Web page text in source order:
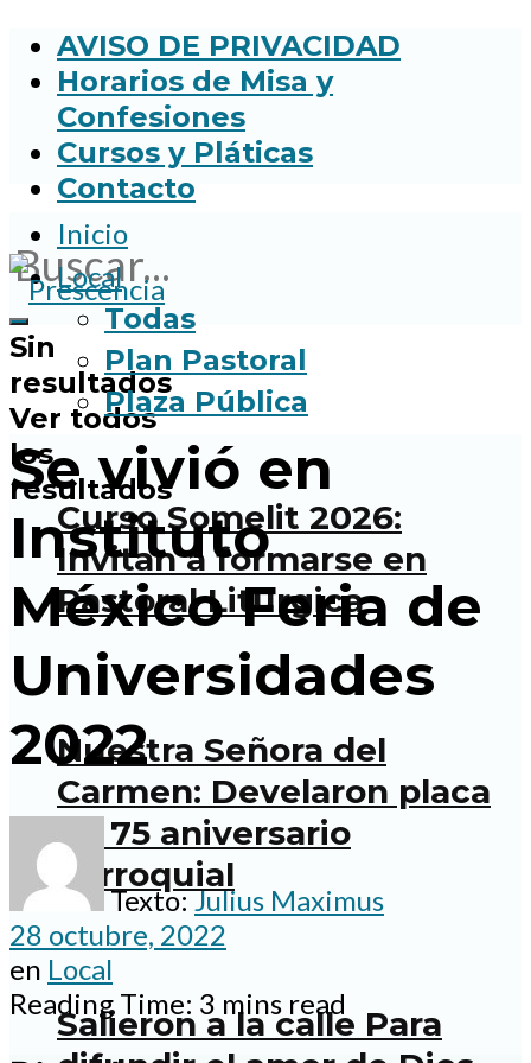
AVISO DE PRIVACIDAD
Horarios de Misa y
Confesiones
Cursos y Pláticas
Contacto
Sin
resultados
Ver todos
los
resultados
Inicio
Local
Todas
Plan Pastoral
Plaza Pública
Curso Somelit 2026:
Invitan a formarse en
Pastoral Litúrgica
Nuestra Señora del
Carmen: Develaron placa
de 75 aniversario
parroquial
Salieron a la calle Para
Se vivió en
Instituto
México Feria de
Universidades
2022
Texto:Julius Maximus
28 octubre, 2022
en Local
Reading Time: 3 mins read